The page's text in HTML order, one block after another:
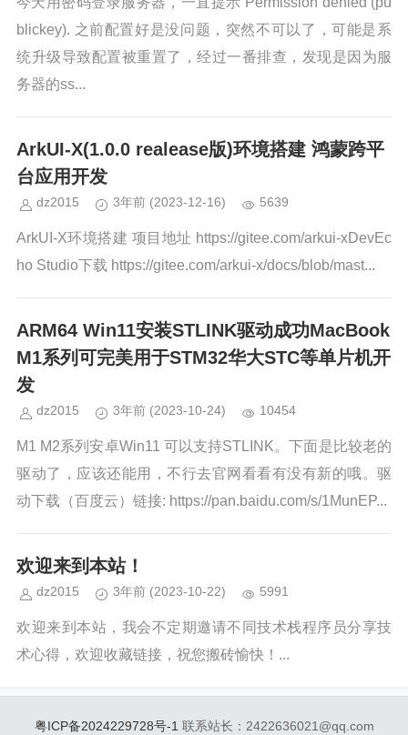
blickey). 之前配置好是没问题，突然不可以了，可能是系
统升级导致配置被重置了，经过一番排查，发现是因为服
务器的ss...
ArkUI-X(1.0.0 realease版)环境搭建 鸿蒙跨平
台应用开发
dz2015 3年前 (2023-12-16) 5639
ArkUI-X环境搭建 项目地址 https://gitee.com/arkui-xDevEc
ho Studio下载 https://gitee.com/arkui-x/docs/blob/mast...
ARM64 Win11安装STLINK驱动成功MacBook
M1系列可完美用于STM32华大STC等单片机开
发
dz2015 3年前 (2023-10-24) 10454
M1 M2系列安卓Win11 可以支持STLINK。下面是比较老的
驱动了，应该还能用，不行去官网看看有没有新的哦。驱
动下载（百度云）链接: https://pan.baidu.com/s/1MunEP...
欢迎来到本站！
dz2015 3年前 (2023-10-22) 5991
欢迎来到本站，我会不定期邀请不同技术栈程序员分享技
术心得，欢迎收藏链接，祝您搬砖愉快！...
粤ICP备2024229728号-1 联系站长：2422636021@qq.com